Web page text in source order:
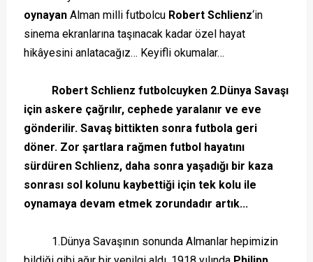
oynayanAlman milli futbolcu Robert Schlienz‘in
sinema ekranlarına taşınacak kadar özel hayat
hikâyesini anlatacağız… Keyifli okumalar…
Robert Schlienz futbolcuyken 2.Dünya Savaşı
için askere çağrılır, cephede yaralanır ve eve
gönderilir. Savaş bittikten sonra futbola geri
döner. Zor şartlara rağmen futbol hayatını
sürdüren Schlienz, daha sonra yaşadığı bir kaza
sonrası sol kolunu kaybettiği için tek kolu ile
oynamaya devam etmek zorundadır artık...
1.Dünya Savaşının sonunda Almanlar hepimizin